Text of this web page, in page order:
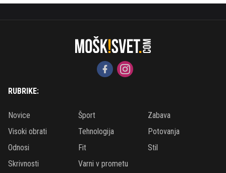
RUBRIKE:
Novice Šport
Zabava
Visoki obrati
Tehnologija
Potovanja
Odnosi
Fit
Stil
Skrivnosti
Varni v prometu